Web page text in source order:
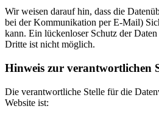
Wir weisen darauf hin, dass die
bei der Kommunikation per E-Mail)
kann. Ein lückenloser Schutz der
Dritte ist nicht möglich.
Hinweis zur verantwortlichen
Die verantwortliche Stelle für die
Website ist: